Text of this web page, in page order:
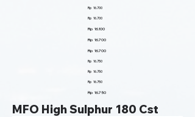
Rp 16.700
Rp 16.700
Rp 16.100
Rp 16.700
Rp 16.700
Rp 16.750
Rp 16.750
Rp 16.750
Rp 16.750
MFO High Sulphur 180 Cst